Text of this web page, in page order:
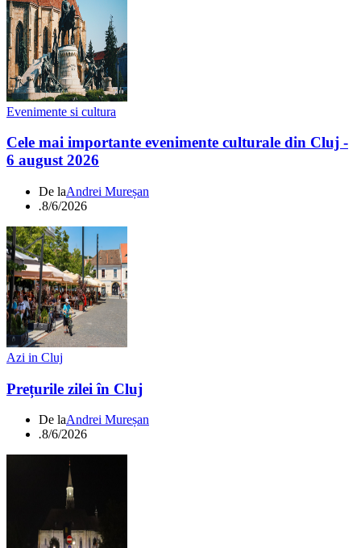
Evenimente si cultura
Cele mai importante evenimente culturale din Cluj -
6 august 2026
De laAndrei Mureșan
.8/6/2026
Azi in Cluj
Prețurile zilei în Cluj
De laAndrei Mureșan
.8/6/2026